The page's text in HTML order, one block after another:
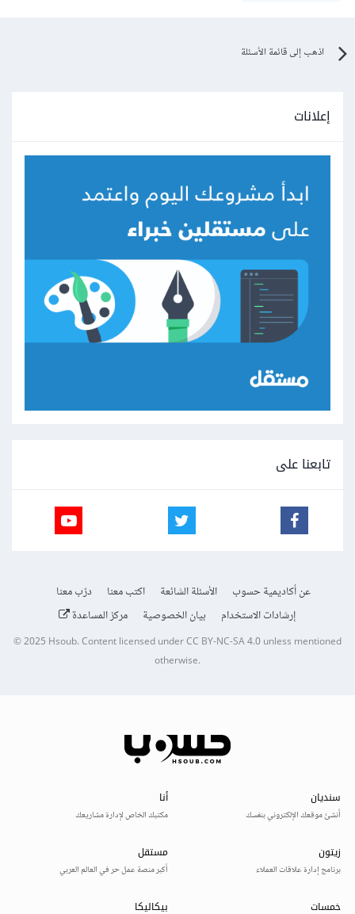
اذهب إلى قائمة الأسئلة
إعلانات
تابعنا على
عن أكاديمية حسوب الأسئلة الشائعة اكتب معنا
درّب معنا
إرشادات الاستخدام
بيان الخصوصية مركز المساعدة
© 2025Hsoub.Content licensed underCC BY-NC-SA 4.0unless mentioned
otherwise.